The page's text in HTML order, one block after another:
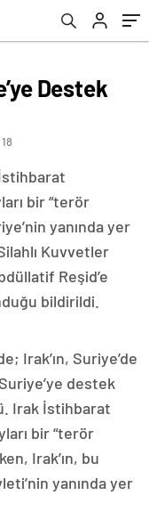
Destek
bir “terör
yanında yer
Kuvvetler
Reşid’e
bildirildi.
Irak’ın, Suriye’de
destek
Irak İstihbarat
bir “terör
Irak’ın, bu
yanında yer